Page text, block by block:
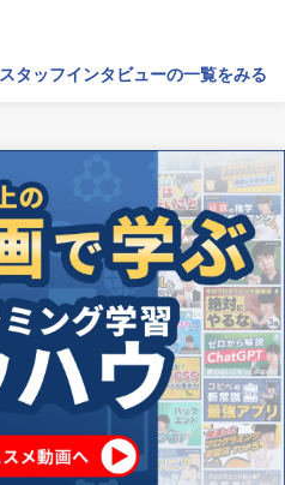
スタッフインタビューの一覧をみる